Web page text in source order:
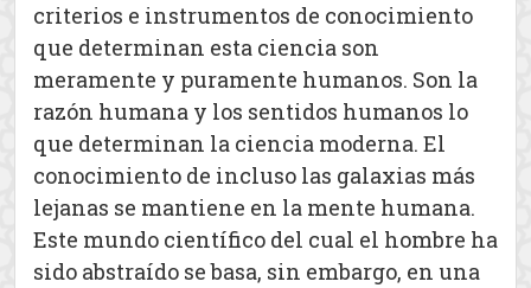
criterios e instrumentos de conocimiento
que determinan esta ciencia son
meramente y puramente humanos. Son la
razón humana y los sentidos humanos lo
que determinan la ciencia moderna. El
conocimiento de incluso las galaxias más
lejanas se mantiene en la mente humana.
Este mundo científico del cual el hombre ha
sido abstraído se basa, sin embargo, en una